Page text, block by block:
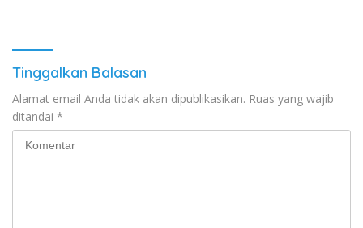
Tinggalkan Balasan
Alamat email Anda tidak akan dipublikasikan. Ruas yang wajib
ditandai *